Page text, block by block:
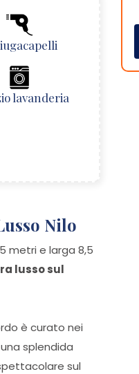
lavanderia
Nilo
metri e larga 8,5
lusso sul
è curato nei
splendida
sul